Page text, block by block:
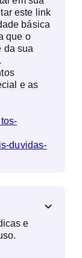
este link
básica
que o
da sua
e as
duvidas-
e